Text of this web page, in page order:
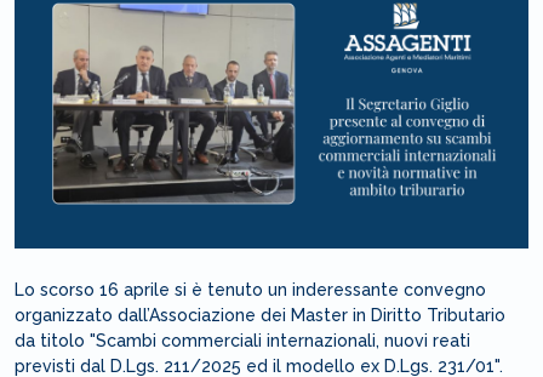
Lo scorso 16 aprile si è tenuto un inderessante convegno
organizzato dall’Associazione dei Master in Diritto Tributario
da titolo "Scambi commerciali internazionali, nuovi reati
previsti dal D.Lgs. 211/2025 ed il modello ex D.Lgs. 231/01".